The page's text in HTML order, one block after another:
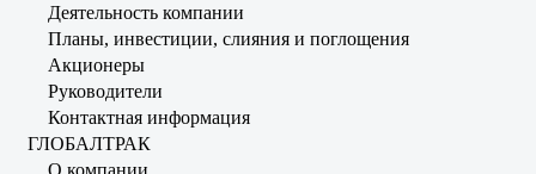
Деятельность компании
Планы, инвестиции, слияния и поглощения
Акционеры
Руководители
Контактная информация
ГЛОБАЛТРАК
О компании